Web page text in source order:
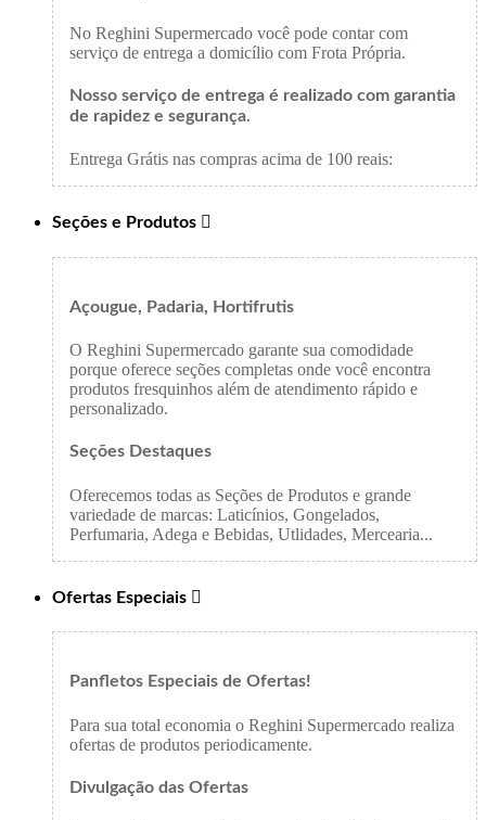
No Reghini Supermercado você pode contar com
serviço de entrega a domicílio com Frota Própria.
Nosso serviço de entrega é realizado com garantia
de rapidez e segurança.
Entrega Grátis nas compras acima de 100 reais:
Seções e Produtos 
Açougue, Padaria, Hortifrutis
O Reghini Supermercado garante sua comodidade
porque oferece seções completas onde você encontra
produtos fresquinhos além de atendimento rápido e
personalizado.
Seções Destaques
Oferecemos todas as Seções de Produtos e grande
variedade de marcas: Laticínios, Gongelados,
Perfumaria, Adega e Bebidas, Utlidades, Mercearia...
Ofertas Especiais
Panfletos Especiais de Ofertas!
Para sua total economia o Reghini Supermercado realiza
ofertas de produtos periodicamente.
Divulgação das Ofertas